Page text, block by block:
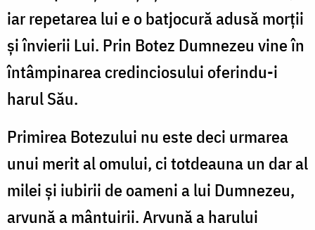
iar repetarea lui e o batjocură adusă morţii
şi învierii Lui. Prin Botez Dumnezeu vine în
întâmpinarea credinciosului oferindu-i
harul Său.
Primirea Botezului nu este deci urmarea
unui merit al omului, ci totdeauna un dar al
milei şi iubirii de oameni a lui Dumnezeu,
arvună a mântuirii. Arvună a harului